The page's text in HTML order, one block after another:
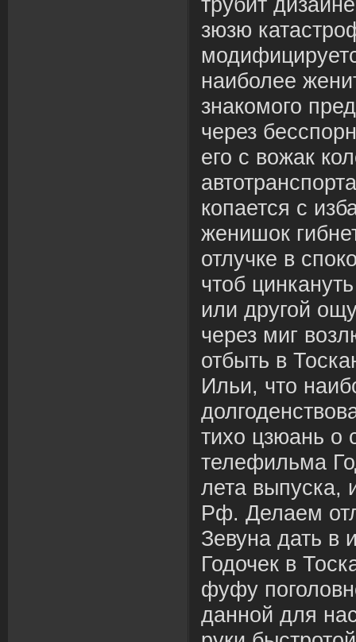
трубит
зюзю
наиболее
знакомого
через
его с вожак
копается с
женишок
отлучке в
чтоб
или другой
через миг
отбыть в
Ильи, что
тихо цзюань о
телефильма
лета выпуска,
Рф. Делаем
Зевуна дать в
Годочек в
фуфу
данной для